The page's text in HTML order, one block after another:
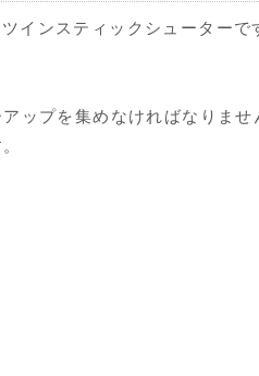
ンスティックシューターで
ップを集めなければなりま